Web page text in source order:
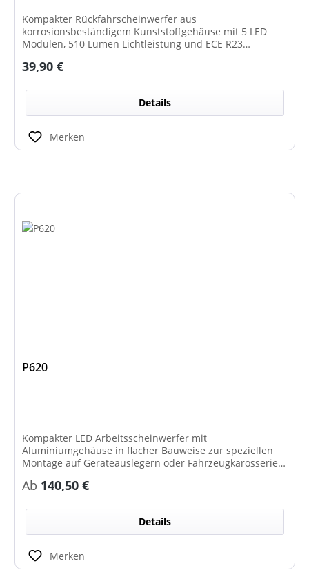
Kompakter Rückfahrscheinwerfer aus
korrosionsbeständigem Kunststoffgehäuse mit 5 LED
Modulen, 510 Lumen Lichtleistung und ECE R23
Regulärer Preis:
39,90 €
Details
Merken
P620
Kompakter LED Arbeitsscheinwerfer mit
Aluminiumgehäuse in flacher Bauweise zur speziellen
Montage auf Geräteauslegern oder Fahrzeugkarosserien
wahlweise in der Ausführung DS (Down-Side ->
Fahrzeugkarosserie) oder US (Up-Side - optimiertes
Lichtmuster zur Montage unterhalb der
Fahrzeugkarosserie) erhältlich.
Regulärer Preis:
Ab 140,50 €
Details
Merken